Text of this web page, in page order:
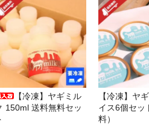
【冷凍】ヤギミル
150ml 送料無料セッ
【冷凍】ヤ
イス6個セッ
料）